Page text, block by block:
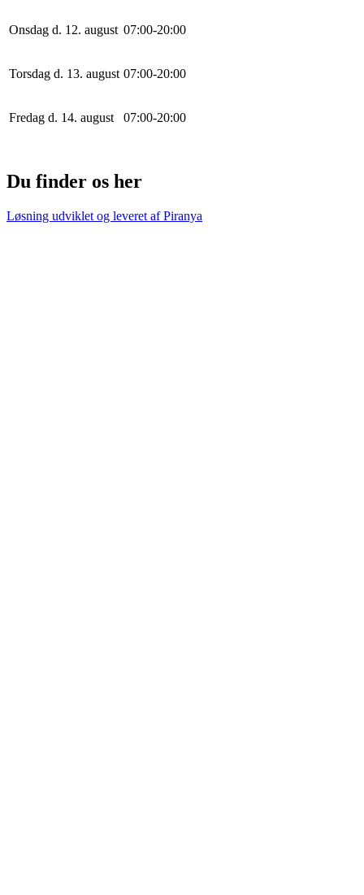
Onsdag d. 12. august 07:00-20:00
Torsdag d. 13. august 07:00-20:00
Fredag d. 14. august 07:00-20:00
Du finder os her
Løsning udviklet og leveret afPiranya